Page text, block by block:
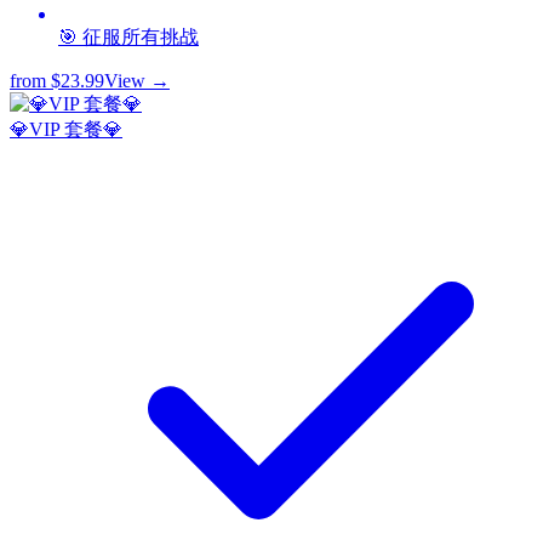
🎯 征服所有挑战
from $23.99View →
💎VIP 套餐💎